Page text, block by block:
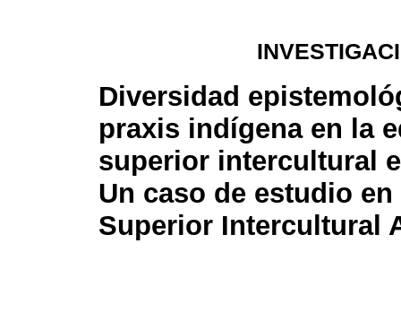
Diversidad
praxis indígena en la
superior intercultural
Un caso de estudio
Superior Intercultural